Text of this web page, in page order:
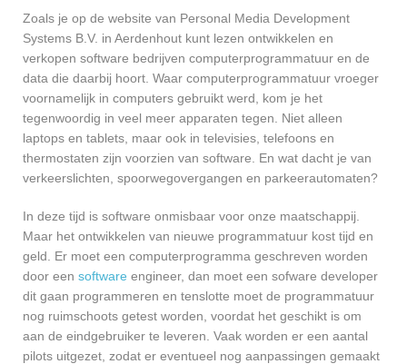
Zoals je op de website van Personal Media Development
Systems B.V. in Aerdenhout kunt lezen ontwikkelen en
verkopen software bedrijven computerprogrammatuur en de
data die daarbij hoort. Waar computerprogrammatuur vroeger
voornamelijk in computers gebruikt werd, kom je het
tegenwoordig in veel meer apparaten tegen. Niet alleen
laptops en tablets, maar ook in televisies, telefoons en
thermostaten zijn voorzien van software. En wat dacht je van
verkeerslichten, spoorwegovergangen en parkeerautomaten?
In deze tijd is software onmisbaar voor onze maatschappij.
Maar het ontwikkelen van nieuwe programmatuur kost tijd en
geld. Er moet een computerprogramma geschreven worden
door een software engineer, dan moet een sofware developer
dit gaan programmeren en tenslotte moet de programmatuur
nog ruimschoots getest worden, voordat het geschikt is om
aan de eindgebruiker te leveren. Vaak worden er een aantal
pilots uitgezet, zodat er eventueel nog aanpassingen gemaakt